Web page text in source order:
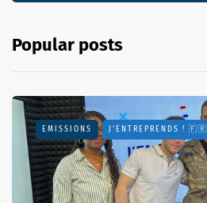
Popular posts
EMISSIONS J'ENTREPRENDS ! 🇫🇷